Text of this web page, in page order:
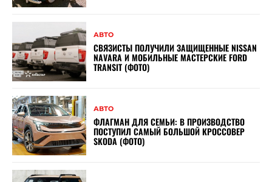
АВТО
СВЯЗИСТЫ ПОЛУЧИЛИ ЗАЩИЩЕННЫЕ NISSAN
NAVARA И МОБИЛЬНЫЕ МАСТЕРСКИЕ FORD
TRANSIT (ФОТО)
АВТО
ФЛАГМАН ДЛЯ СЕМЬИ: В ПРОИЗВОДСТВО
ПОСТУПИЛ САМЫЙ БОЛЬШОЙ КРОССОВЕР
SKODA (ФОТО)